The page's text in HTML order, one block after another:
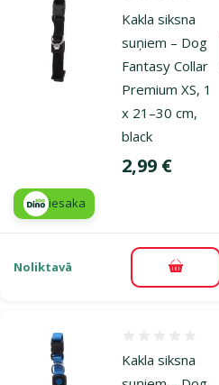
Kakla siksna
suņiem – Dog
Fantasy Collar
Premium XS, 1
x 21–30 cm,
black
Cena
2,99 €
iesaka
Noliktavā
Kakla siksna